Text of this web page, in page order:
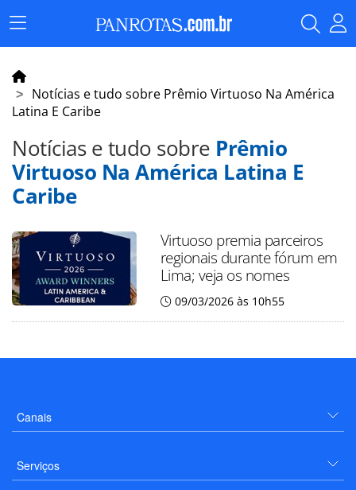
Menu
Principal
Notícias e tudo sobre Prêmio Virtuoso Na América
Latina E Caribe
Notícias e tudo sobre Prêmio
Virtuoso Na América Latina E
Caribe
Virtuoso premia parceiros
regionais durante fórum em
Lima; veja os nomes
09/03/2026 às 10h55
Canais
Serviços